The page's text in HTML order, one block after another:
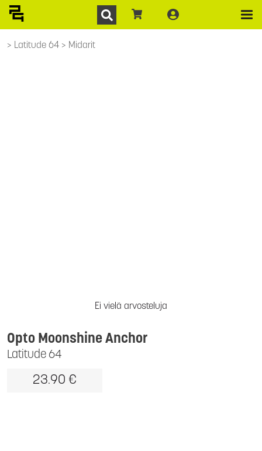
Latitude 64 Midarit
Ei vielä arvosteluja
Latitude 64
Opto Moonshine Anchor
23.90 €